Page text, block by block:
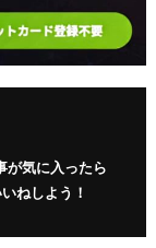
が気に入ったら
ねしよう！